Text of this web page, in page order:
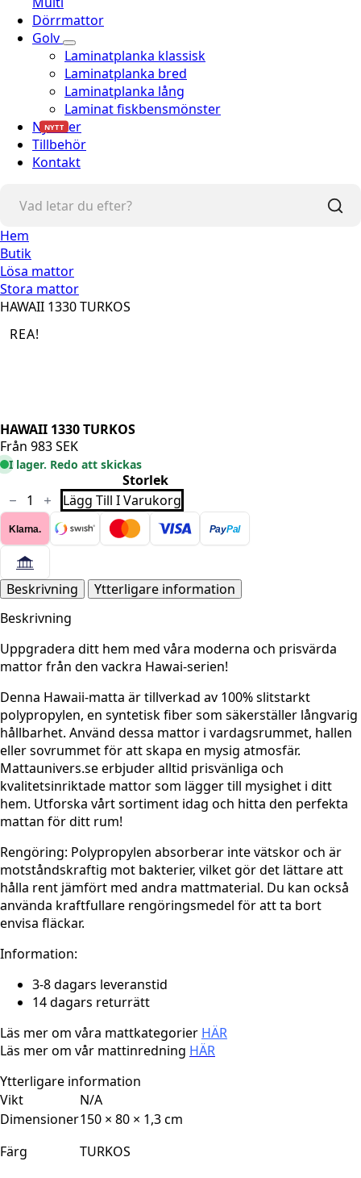
Dörrmattor
Golv
Laminatplanka klassisk
Laminatplanka bred
Laminatplanka lång
Laminat fiskbensmönster
Nyheter
NYTT
Tillbehör
Kontakt
Hem
Butik
Lösa mattor
Stora mattor
HAWAII 1330 TURKOS
REA!
HAWAII 1330 TURKOS
Från 983SEK
I lager. Redo att skickas
Storlek
HAWAII
1330
TURKOS
mängd
Lägg Till I Varukorg
Klarna. PayPal
Beskrivning
Ytterligare information
Beskrivning
Uppgradera ditt hem med våra moderna och prisvärda
mattor från den vackra Hawai-serien!
Denna Hawaii-matta är tillverkad av 100% slitstarkt
polypropylen, en syntetisk fiber som säkerställer långvarig
hållbarhet. Använd dessa mattor i vardagsrummet, hallen
eller sovrummet för att skapa en mysig atmosfär.
Mattaunivers.se erbjuder alltid prisvänliga och
kvalitetsinriktade mattor som lägger till mysighet i ditt
hem. Utforska vårt sortiment idag och hitta den perfekta
mattan för ditt rum!
Rengöring: Polypropylen absorberar inte vätskor och är
motståndskraftig mot bakterier, vilket gör det lättare att
hålla rent jämfört med andra mattmaterial. Du kan också
använda kraftfullare rengöringsmedel för att ta bort
envisa fläckar.
Information:
3-8 dagars leveranstid
14 dagars returrätt
Läs mer om våra mattkategorier HÄR
Läs mer om vår mattinredning HÄR
Ytterligare information
Vikt
N/A
Dimensioner150 × 80 × 1,3 cm
Färg
TURKOS